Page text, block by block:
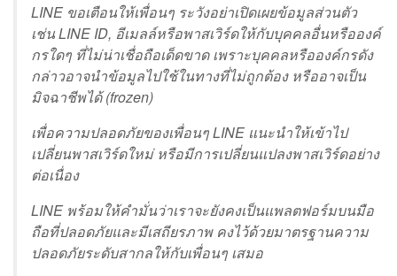
LINE ขอเตือนให้เพื่อนๆ ระวังอย่าเปิดเผยข้อมูลส่วนตัว
เช่น LINE ID, อีเมลล์หรือพาสเวิร์ดให้กับบุคคลอื่นหรือองค์
กรใดๆ ที่ไม่น่าเชื่อถือเด็ดขาด เพราะบุคคลหรือองค์กรดัง
กล่าวอาจนำข้อมูลไปใช้ในทางที่ไม่ถูกต้อง หรืออาจเป็น
มิจฉาชีพได้ (frozen)
เพื่อความปลอดภัยของเพื่อนๆ LINE แนะนำให้เข้าไป
เปลี่ยนพาสเวิร์ดใหม่ หรือมีการเปลี่ยนแปลงพาสเวิร์ดอย่าง
ต่อเนื่อง
LINE พร้อมให้คำมั่นว่าเราจะยังคงเป็นแพลตฟอร์มบนมือ
ถือที่ปลอดภัยและมีเสถียรภาพ คงไว้ด้วยมาตรฐานความ
ปลอดภัยระดับสากลให้กับเพื่อนๆ เสมอ